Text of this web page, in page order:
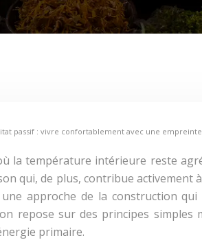
passif : vivre confortablement avec une
la température intérieure reste
qui, de plus, contribue activement
approche de la construction
repose sur des principes
primaire.